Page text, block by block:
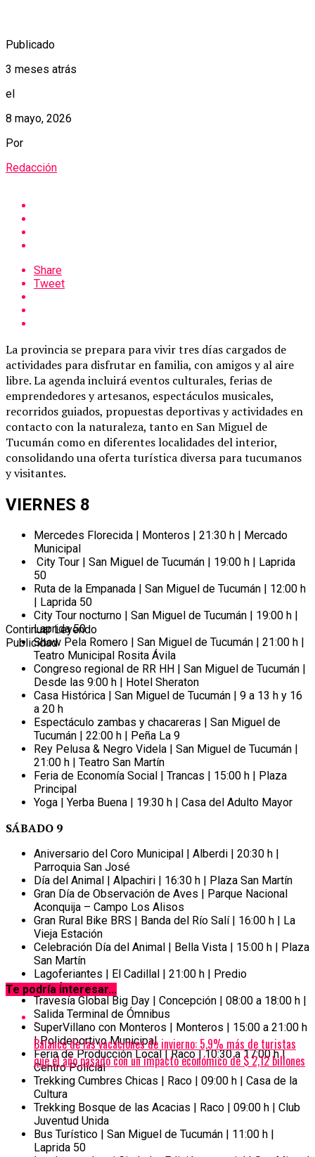
Publicado
3 meses atrás
el
8 mayo, 2026
Por
Redacción
Share
Tweet
La provincia se prepara para vivir tres días cargados de
actividades para disfrutar en familia, con amigos y al aire
libre. La agenda incluirá eventos culturales, ferias de
emprendedores y artesanos, espectáculos musicales,
recorridos guiados, propuestas deportivas y actividades en
contacto con la naturaleza, tanto en San Miguel de
Tucumán como en diferentes localidades del interior,
consolidando una oferta turística diversa para tucumanos
y visitantes.
VIERNES 8
Mercedes Florecida | Monteros | 21:30 h | Mercado
Municipal
City Tour | San Miguel de Tucumán | 19:00 h | Laprida
50
Ruta de la Empanada | San Miguel de Tucumán | 12:00 h
| Laprida 50
City Tour nocturno | San Miguel de Tucumán | 19:00 h |
Laprida 50
Show Pela Romero | San Miguel de Tucumán | 21:00 h |
Teatro Municipal Rosita Ávila
Congreso regional de RR HH | San Miguel de Tucumán |
Desde las 9:00 h | Hotel Sheraton
Casa Histórica | San Miguel de Tucumán | 9 a 13 h y 16
a 20 h
Espectáculo zambas y chacareras | San Miguel de
Tucumán | 22:00 h | Peña La 9
Rey Pelusa & Negro Videla | San Miguel de Tucumán |
21:00 h | Teatro San Martín
Feria de Economía Social | Trancas | 15:00 h | Plaza
Principal
Yoga | Yerba Buena | 19:30 h | Casa del Adulto Mayor
SÁBADO 9
Aniversario del Coro Municipal | Alberdi | 20:30 h |
Parroquia San José
Día del Animal | Alpachiri | 16:30 h | Plaza San Martín
Gran Día de Observación de Aves | Parque Nacional
Aconquija – Campo Los Alisos
Gran Rural Bike BRS | Banda del Río Salí | 16:00 h | La
Vieja Estación
Celebración Día del Animal | Bella Vista | 15:00 h | Plaza
San Martín
Lagoferiantes | El Cadillal | 21:00 h | Predio
Lagoferiantes
Travesía Global Big Day | Concepción | 08:00 a 18:00 h |
Salida Terminal de Ómnibus
SuperVillano con Monteros | Monteros | 15:00 a 21:00 h
| Polideportivo Municipal
Feria de Producción Local | Raco | 10:30 a 17:00 h |
Centro Policial
Trekking Cumbres Chicas | Raco | 09:00 h | Casa de la
Cultura
Trekking Bosque de las Acacias | Raco | 09:00 h | Club
Juventud Unida
Bus Turístico | San Miguel de Tucumán | 11:00 h |
Laprida 50
Continuar Leyendo
Publicidad
Te podría interesar...
Balance de las vacaciones de invierno: 5,9% más de turistas
que el año pasado con un impacto económico de $ 2,12 billones